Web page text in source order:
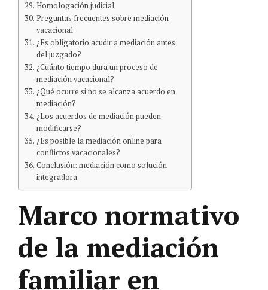
Homologación judicial
Preguntas frecuentes sobre mediación
vacacional
¿Es obligatorio acudir a mediación antes
del juzgado?
¿Cuánto tiempo dura un proceso de
mediación vacacional?
¿Qué ocurre si no se alcanza acuerdo en
mediación?
¿Los acuerdos de mediación pueden
modificarse?
¿Es posible la mediación online para
conflictos vacacionales?
Conclusión: mediación como solución
integradora
Marco normativo
de la mediación
familiar en